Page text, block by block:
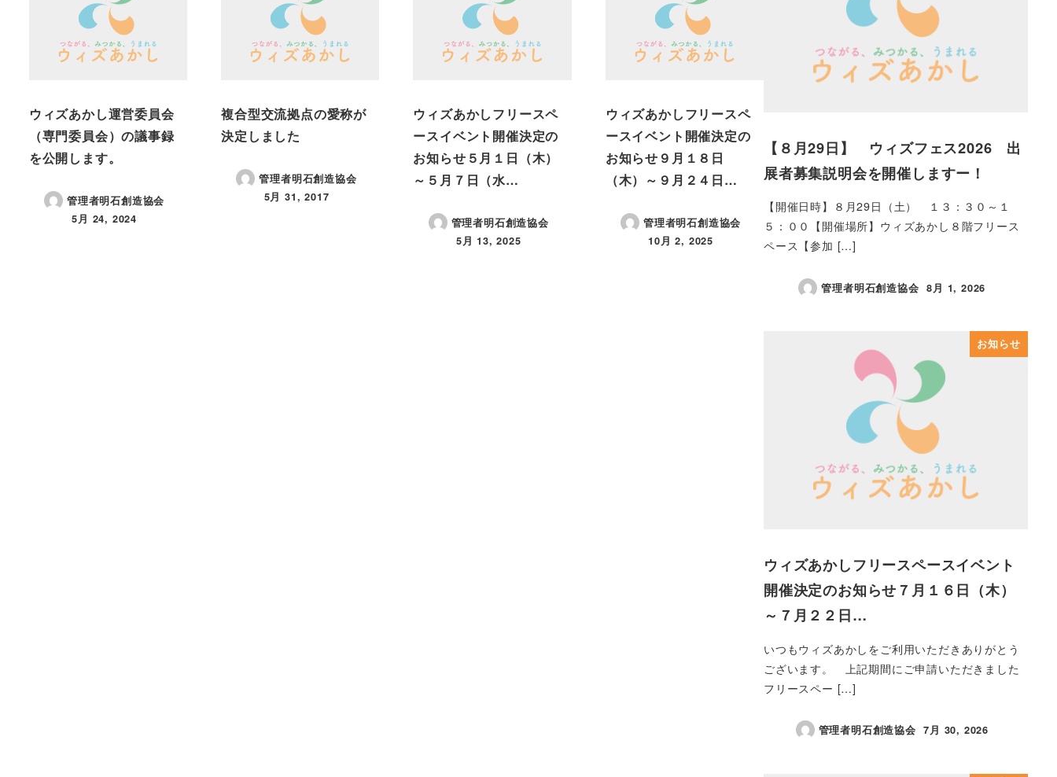
ウィズあかし運営委員会
（専門委員会）の議事録
を公開します。
管理者明石創造協会
投稿日
5月 24, 2024
複合型交流拠点の愛称が
決定しました
管理者明石創造協会
投稿日
5月 31, 2017
ウィズあかしフリースペ
ースイベント開催決定の
お知らせ５月１日（木）
～５月７日（水…
管理者明石創造協会
投稿日
5月 13, 2025
ウィズあかしフリースペ
ースイベント開催決定の
お知らせ９月１８日
（木）～９月２４日…
管理者明石創造協会
投稿日
10月 2, 2025
【８月29日】 ウィズフェス2026 出
展者募集説明会を開催しますー！
【開催日時】８月29日（土） １３：３０～１
５：００【開催場所】ウィズあかし８階フリース
ペース【参加 […]
管理者明石創造協会
投稿日
8月 1, 2026
お知らせ
ウィズあかしフリースペースイベント
開催決定のお知らせ７月１６日（木）
～７月２２日…
いつもウィズあかしをご利用いただきありがとう
ございます。 上記期間にご申請いただきました
フリースペー […]
管理者明石創造協会
投稿日
7月 30, 2026